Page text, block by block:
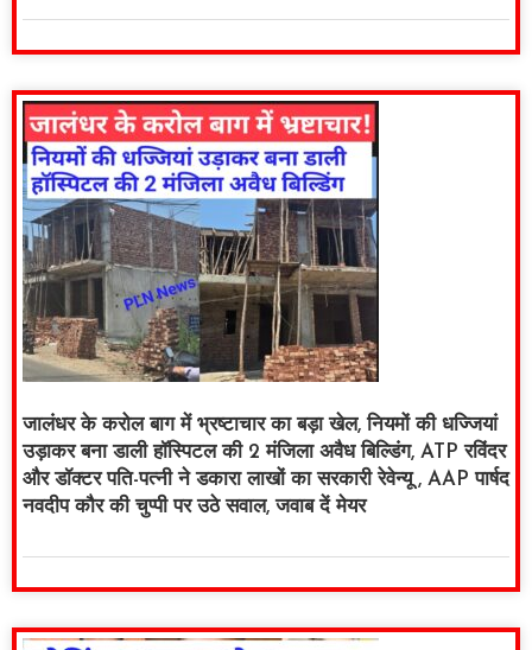
जालंधर के करोल बाग में भ्रष्टाचार का बड़ा खेल, नियमों की धज्जियां
उड़ाकर बना डाली हॉस्पिटल की 2 मंजिला अवैध बिल्डिंग, ATP रविंदर
और डॉक्टर पति-पत्नी ने डकारा लाखों का सरकारी रेवेन्यू , AAP पार्षद
नवदीप कौर की चुप्पी पर उठे सवाल, जवाब दें मेयर